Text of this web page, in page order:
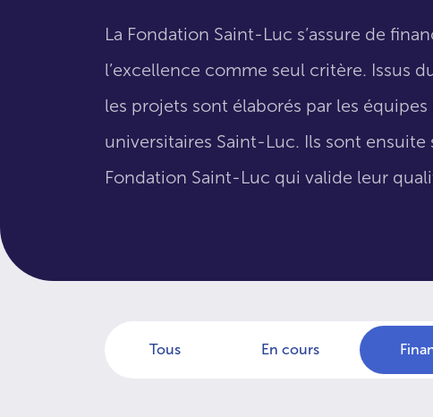
La Fondation Saint-Luc s’assure de
l’excellence comme seul critère. Issus
les projets sont élaborés par les
universitaires Saint-Luc. Ils sont
Fondation Saint-Luc qui valide leur
Tous En cours